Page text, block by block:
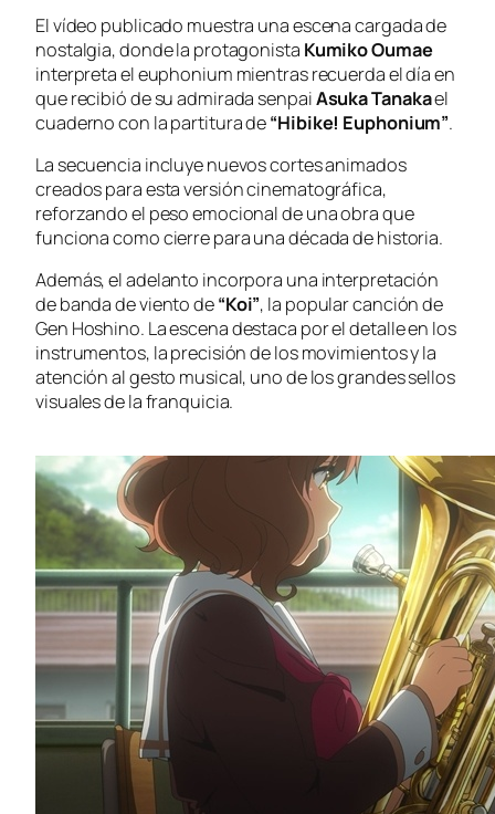
El vídeo publicado muestra una escena cargada de
nostalgia, donde la protagonista Kumiko Oumae
interpreta el euphonium mientras recuerda el día en
que recibió de su admirada senpaiAsuka Tanakael
cuaderno con la partitura de“Hibike! Euphonium”.
La secuencia incluye nuevos cortes animados
creados para esta versión cinematográfica,
reforzando el peso emocional de una obra que
funciona como cierre para una década de historia.
Además, el adelanto incorpora una interpretación
de banda de viento de“Koi”, la popular canción de
Gen Hoshino. La escena destaca por el detalle en los
instrumentos, la precisión de los movimientos y la
atención al gesto musical, uno de los grandes sellos
visuales de la franquicia.